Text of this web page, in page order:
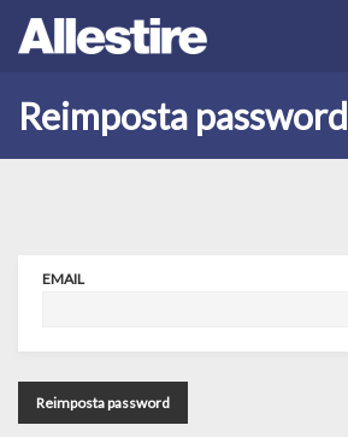
Reimposta password
EMAIL